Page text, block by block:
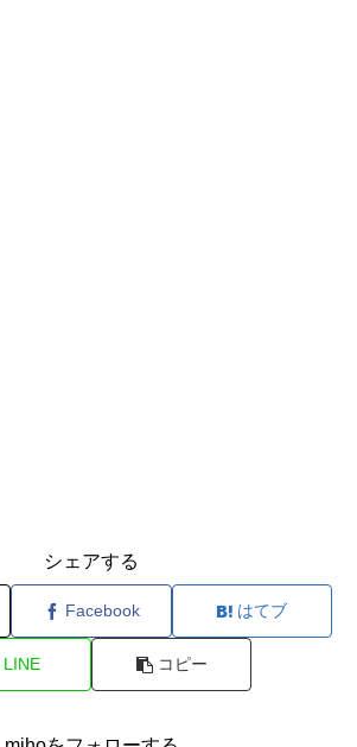
シェアする
Facebook はてブ
LINE コピー